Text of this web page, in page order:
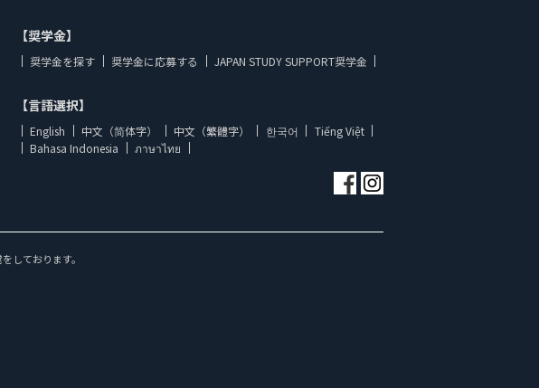
【奨学金】
奨学金を探す 奨学金に応募する JAPAN STUDY SUPPORT奨学金
【言語選択】
English 中文（简体字） 中文（繁體字） 한국어
Tiếng Việt
Bahasa Indonesia
ภาษาไทย
しております。